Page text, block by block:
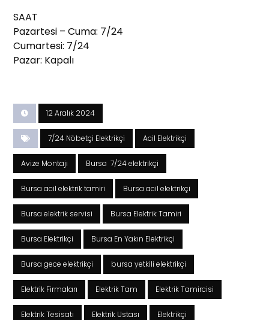
SAAT
Pazartesi – Cuma: 7/24
Cumartesi: 7/24
Pazar: Kapalı
12 Aralık 2024
7/24 Nöbetçi Elektrikçi Acil Elektrikçi
Avize Montajı Bursa 7/24 elektrikçi
Bursa acil elektrik tamiri Bursa acil elektrikçi
Bursa elektrik servisi Bursa Elektrik Tamiri
Bursa Elektrikçi Bursa En Yakın Elektrikçi
Bursa gece elektrikçi bursa yetkili elektrikçi
Elektrik Firmaları Elektrik Tam Elektrik Tamircisi
Elektrik Tesisatı Elektrik Ustası Elektrikçi